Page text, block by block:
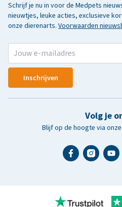
Schrijf je nu in voor de Medpets
nieuwtjes, leuke acties, exclusieve
onze dierenarts. Voorwaarden
Inschrijven
Volg je
Blijf op de hoogte via